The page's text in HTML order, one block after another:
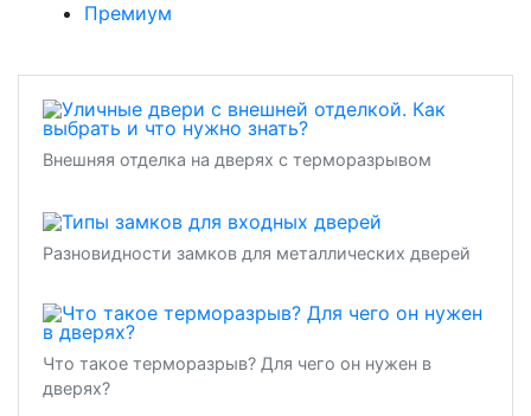
Премиум
Внешняя отделка на дверях с терморазрывом
Разновидности замков для металлических дверей
Что такое терморазрыв? Для чего он нужен в
дверях?